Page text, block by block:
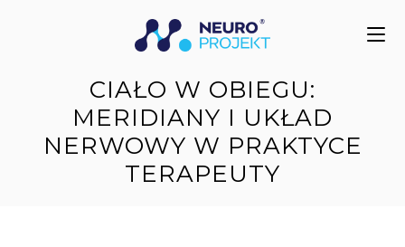
CIAŁO W OBIEGU:
MERIDIANY I UKŁAD
NERWOWY W PRAKTYCE
TERAPEUTY